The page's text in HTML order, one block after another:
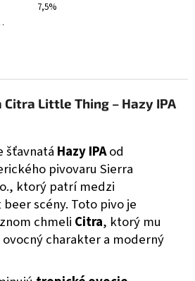
7,5%
Citra Little Thing – Hazy IPA
šťavnatá Hazy IPAod
pivovaru Sierra
, ktorý patrí medzi
scény. Toto pivo je
chmeli Citra, ktorý mu
charakter a moderný